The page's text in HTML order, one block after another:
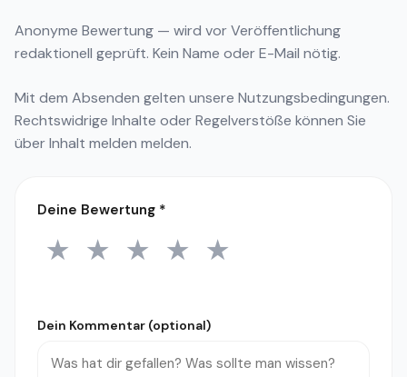
Anonyme Bewertung — wird vor Veröffentlichung
redaktionell geprüft. Kein Name oder E-Mail nötig.
Mit dem Absenden gelten unsere Nutzungsbedingungen.
Rechtswidrige Inhalte oder Regelverstöße können Sie
überInhalt melden melden.
Deine Bewertung *
1 Stern
★ 2 Sterne
★ 3 Sterne
★ 4 Sterne
★ 5 Sterne
★
Dein Kommentar (optional)